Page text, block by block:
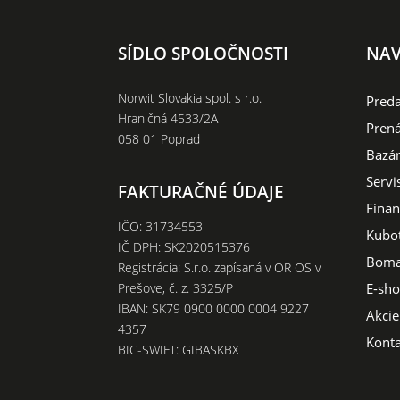
SÍDLO SPOLOČNOSTI
Norwit Slovakia spol. s r.o.
Hraničná 4533/2A
058 01 Poprad
FAKTURAČNÉ ÚDAJE
IČO: 31734553
IČ DPH: SK2020515376
Registrácia: S.r.o. zapísaná v OR OS v
Prešove, č. z. 3325/P
IBAN: SK79 0900 0000 0004 9227
4357
BIC-SWIFT: GIBASKBX
E-